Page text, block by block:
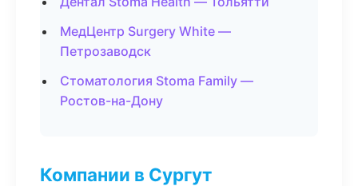
МедЦентр Surgery White —
Петрозаводск
Стоматология Stoma Family —
Ростов-на-Дону
Компании в Сургут